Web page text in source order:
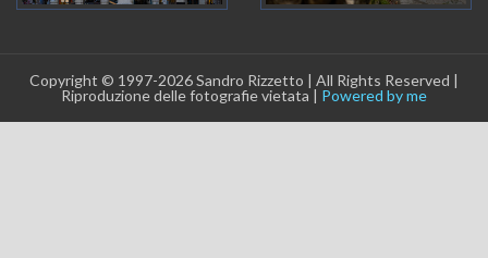
Copyright © 1997-2026 Sandro Rizzetto | All Rights Reserved |
Riproduzione delle fotografie vietata | Powered by me